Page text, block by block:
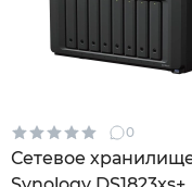
0
Сетевое